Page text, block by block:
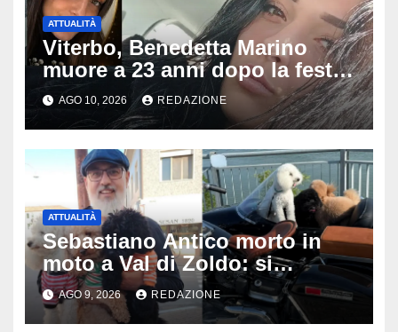
ATTUALITÀ
Viterbo, Benedetta Marino
muore a 23 anni dopo la festa
di compleanno: trovata senza
vita nell’ex consorzio, è giallo
sulle ultime ore
AGO 10, 2026 REDAZIONE
ATTUALITÀ
Sebastiano Antico morto in
moto a Val di Zoldo: si
schianta con il sidecar, salvi i
due cagnolini
AGO 9, 2026 REDAZIONE